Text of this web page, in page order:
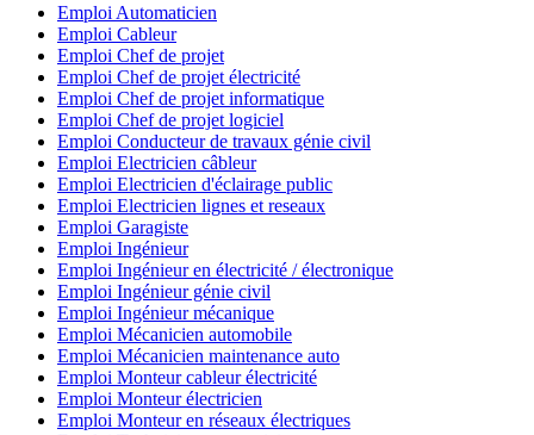
Emploi Automaticien
Emploi Cableur
Emploi Chef de projet
Emploi Chef de projet électricité
Emploi Chef de projet informatique
Emploi Chef de projet logiciel
Emploi Conducteur de travaux génie civil
Emploi Electricien câbleur
Emploi Electricien d'éclairage public
Emploi Electricien lignes et reseaux
Emploi Garagiste
Emploi Ingénieur
Emploi Ingénieur en électricité / électronique
Emploi Ingénieur génie civil
Emploi Ingénieur mécanique
Emploi Mécanicien automobile
Emploi Mécanicien maintenance auto
Emploi Monteur cableur électricité
Emploi Monteur électricien
Emploi Monteur en réseaux électriques